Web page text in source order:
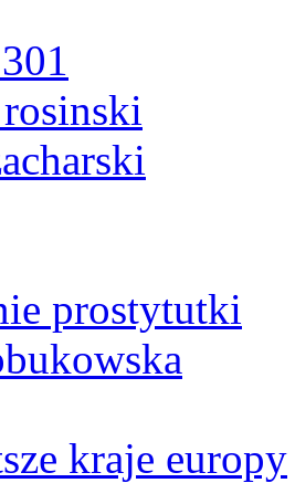
prostytutki
kraje europy